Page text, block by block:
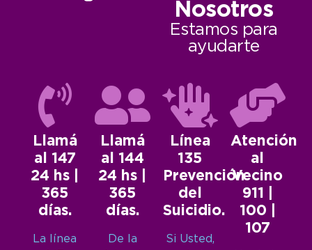
Nosotros
Estamos para
ayudarte
Llamá
al 147
24 hs |
365
días.
La línea
Llamá
al 144
24 hs |
365
días.
De la
Línea
135
Prevención
del
Suicidio.
Si Usted,
Atención
al
Vecino
911 |
100 |
107